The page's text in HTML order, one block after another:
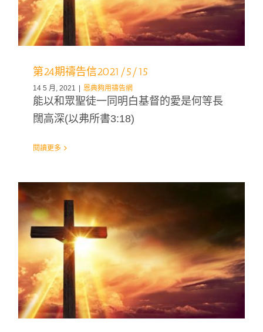
第24期禱告信2021/5/15
14 5 月, 2021 | 恩典夠用禱告網
能以和眾聖徒一同明白基督的愛是何等長
闊高深(以弗所書3:18)
閱讀更多